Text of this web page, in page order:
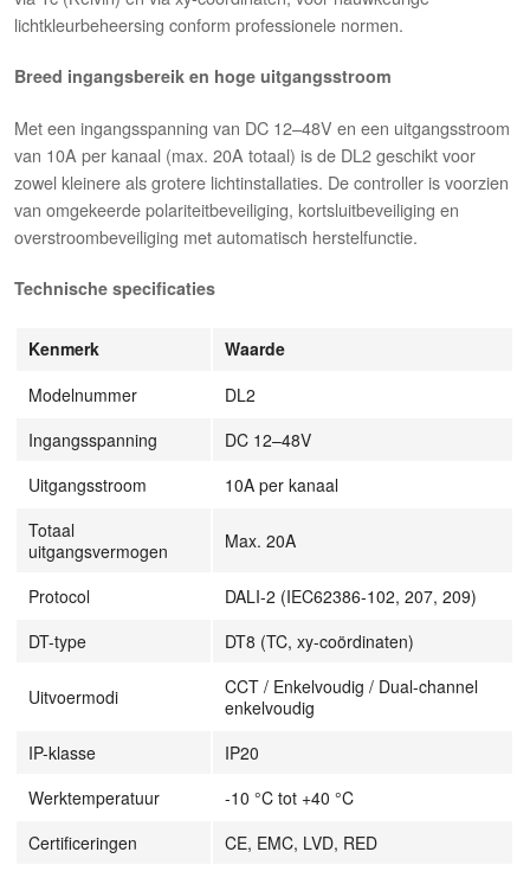
lichtkleurbeheersing conform professionele normen.
Breed ingangsbereik en hoge uitgangsstroom
Met een ingangsspanning van DC 12–48V en een uitgangsstroom
van 10A per kanaal (max. 20A totaal) is de DL2 geschikt voor
zowel kleinere als grotere lichtinstallaties. De controller is voorzien
van omgekeerde polariteitbeveiliging, kortsluitbeveiliging en
overstroombeveiliging met automatisch herstelfunctie.
Technische specificaties
Kenmerk
Waarde
Modelnummer
DL2
Ingangsspanning
DC 12–48V
Uitgangsstroom
10A per kanaal
Totaal
uitgangsvermogen
Max. 20A
Protocol
DALI-2 (IEC62386-102, 207, 209)
DT-type
DT8 (TC, xy-coördinaten)
Uitvoermodi
CCT / Enkelvoudig / Dual-channel
enkelvoudig
IP-klasse
IP20
Werktemperatuur
-10 °C tot +40 °C
Certificeringen
CE, EMC, LVD, RED